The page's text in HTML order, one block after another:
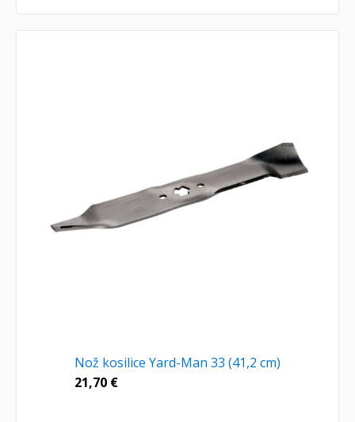
Nož kosilice Yard-Man 33 (41,2 cm)
21,70 €